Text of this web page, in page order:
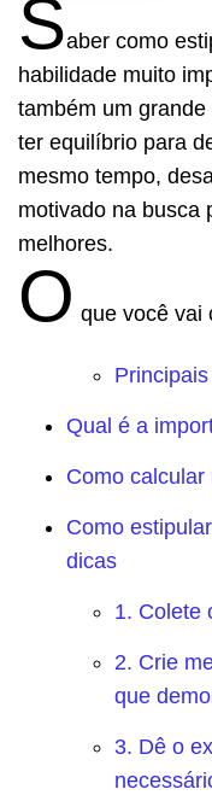
Saber como
habilidade muito
também um
ter equilíbrio para
mesmo tempo,
motivado na busca
melhores.
O que você vai
Qual é a
Como
Como
dicas
1. Colete
2. Crie
que
3. Dê o